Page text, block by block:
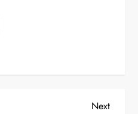
Next
Next